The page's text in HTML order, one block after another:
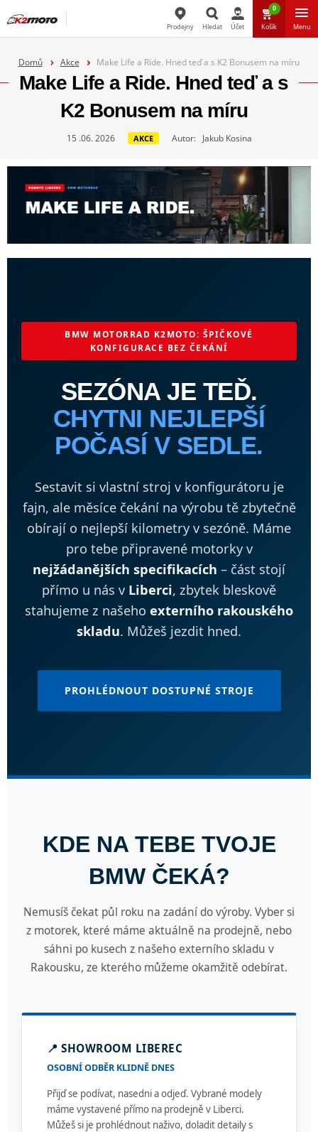
Hledat
Prodejny Hledat Účet
0
Košík Menu
Domů Akce Make Life a Ride. Hned teď a s K2 Bonusem na míru
Make Life a Ride. Hned teď a s
K2 Bonusem na míru
15 .06. 2026 AKCE Autor: Jakub Kosina
BMW MOTORRAD K2MOTO: ŠPIČKOVÉ
KONFIGURACE BEZ ČEKÁNÍ
SEZÓNA JE TEĎ.
CHYTNI NEJLEPŠÍ
POČASÍ V SEDLE.
Sestavit si vlastní stroj v konfigurátoru je
fajn, ale měsíce čekání na výrobu tě zbytečně
obírají o nejlepší kilometry v sezóně. Máme
pro tebe připravené motorky v
nejžádanějších specifikacích – část stojí
přímo u nás v Liberci, zbytek bleskově
stahujeme z našeho externího rakouského
skladu. Můžeš jezdit hned.
PROHLÉDNOUT DOSTUPNÉ STROJE
KDE NA TEBE TVOJE
BMW ČEKÁ?
Nemusíš čekat půl roku na zadání do výroby. Vyber si
z motorek, které máme aktuálně na prodejně, nebo
sáhni po kusech z našeho externího skladu v
Rakousku, ze kterého můžeme okamžitě odebírat.
📍 SHOWROOM LIBEREC
OSOBNÍ ODBĚR KLIDNĚ DNES
Přijď se podívat, nasedni a odjeď. Vybrané modely
máme vystavené přímo na prodejně v Liberci.
Můžeš si je prohlédnout naživo, doladit detaily s